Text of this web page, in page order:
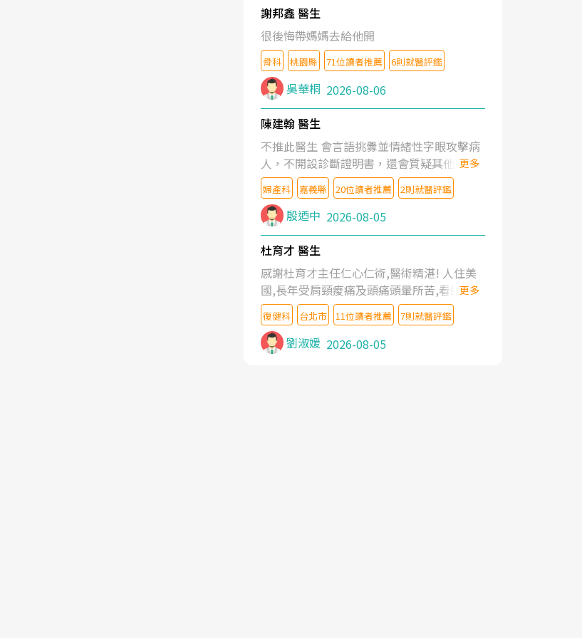
謝邦鑫 醫生
很後悔帶媽媽去給他開
骨科 桃園縣 71位讀者推薦 6則就醫評鑑
吳華桐 2026-08-06
陳建翰 醫生
不推此醫生 會言語挑釁並情緒性字眼攻擊病
人，不開設診斷證明書，還會質疑其他醫生
的判斷！
更多
婦產科 嘉義縣 20位讀者推薦 2則就醫評鑑
殷迺中 2026-08-05
杜育才 醫生
感謝杜育才主任仁心仁術,醫術精湛! 人住美
國,長年受肩頸痠痛及頭痛頭暈所苦,看遍名醫
教授,做了各種檢查,也嘗試過西醫打針,中醫
針灸及物理徒手治療都沒有用,後來連吃到嗎
啡類止痛藥都效果有限,只是壓症狀,沒多久就
痛起來,多年失眠嚴重影響生活品質. 台灣親
更多
復健科 台北市 11位讀者推薦 7則就醫評鑑
劉淑媛 2026-08-05